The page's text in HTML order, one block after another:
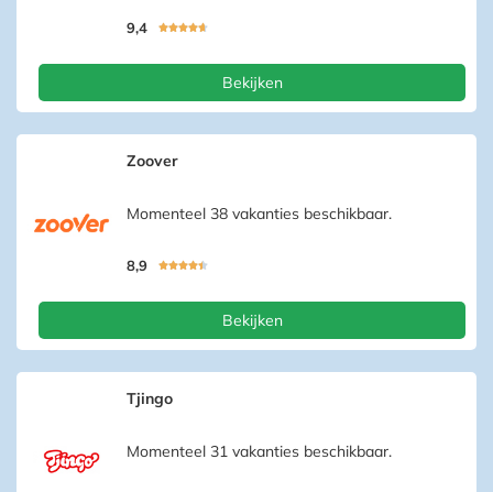
9,4 
Bekijken
Zoover
Momenteel 38 vakanties beschikbaar.
8,9 
Bekijken
Tjingo
Momenteel 31 vakanties beschikbaar.